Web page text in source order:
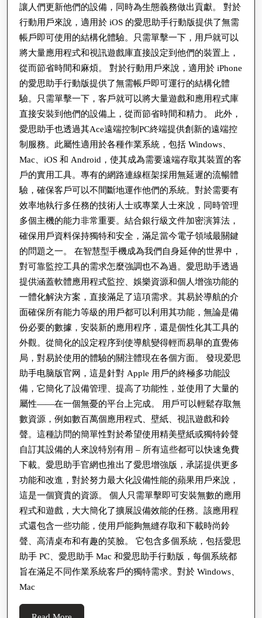
天
候
讓人們更新他們的設備，同時為生態義務做出貢獻。 對於
行動用戶來說，適用於 iOS 的愛思助手行動版提供了無需
帳戶即可使用的結構化體驗。只需單擊一下，用戶就可以
將大量應用程式和視訊遊戲庫直接設定到他們的裝置上，
從而節省時間和麻煩。 對於行動用戶來說，適用於 iPhone
的愛思助手行動版提供了無需帳戶即可運行的結構化體
驗。只需單擊一下，客戶就可以將大量遊戲和應用程式庫
直接安裝到他們的設備上，從而節省時間和精力。 此外，
愛思助手也透過其Ace遠端控制PC終端提供創新的遠端控
制服務。此屬性適用於各種作業系統，包括 Windows、
Mac、iOS 和 Android，使其成為需要遠端存取其裝置的客
戶的實用工具。專有的網路連線框架採用無延遲的流暢體
驗，確保客戶可以不間斷地運作他們的系統。對於需要有
效率地執行多任務的技術人士或專業人士來說，同時管理
多個主機的能力非常重要。結合銀行級文件加密演算法，
確保用戶資料保持獨特和安全，滿足當今電子領域最關鍵
的問題之一。 在智慧型手機成為我們自身延伸的世界中，
對可靠監控工具的需求怎麼強調也不為過。愛思助手透過
提供涵蓋軟體應用程式監控、娛樂資源和個人增強功能的
一體化解決方案，直接滿足了這項需求。其易於導航的介
面確保所有能力等級的用戶都可以利用其功能，無論是備
份必要的數據，安裝新的應用程序，還是個性化其工具的
外觀。從簡化的設定程序到使導航變得輕而易舉的直覺佈
局，對易於使用的體驗的關注體現在各個方面。 發現爱思
助手电脑版官网，這是針對 Apple 用戶的終極多功能設
備，它簡化了設備管理、提高了功能性，並使用了大量的
屬性——在一個無憂的平台上完成。 用戶可以輕鬆存取無
數資源，例如數百萬個應用程式、壁紙、視訊遊戲和鈴
聲。這種訪問的簡單性對於希望使用精美壁紙或獨特鈴聲
自訂其設備的人來說特別有用 – 所有這些都可以快速免費
下載。愛思助手官網也推出了愛思增強版，承諾提供更多
功能和改進，對於努力最大化設備性能的蘋果用戶來說，
這是一個寶貴的資源。 個人只需單擊即可安裝無數的應用
程式和遊戲，大大簡化了擴展設備效能的任務。該應用程
式還包含一些功能，使用戶能夠無縫存取和下載時尚鈴
聲、高清桌布和有趣的笑臉。 它包含多個系統，包括愛思
助手 PC、愛思助手 Mac 和愛思助手行動版，每個系統都
旨在滿足不同作業系統客戶的獨特需求。對於 Windows、
Mac